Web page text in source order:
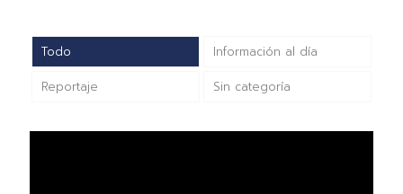
Todo Información al día
Reportaje Sin categoría